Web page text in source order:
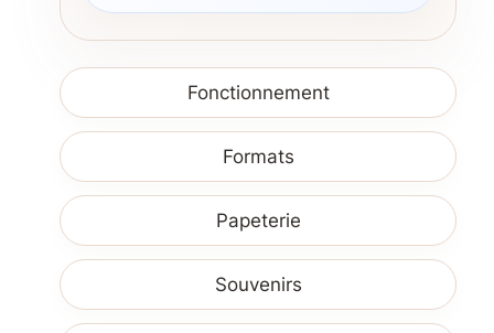
Fonctionnement
Formats
Papeterie
Souvenirs